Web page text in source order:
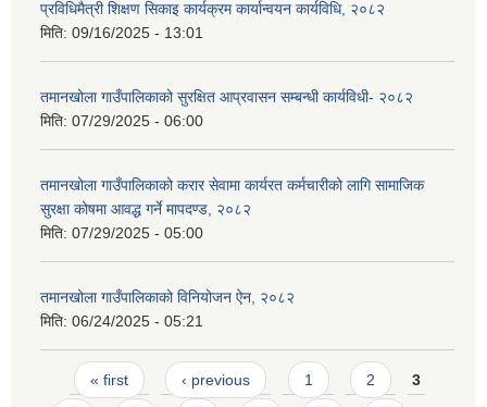
प्रविधिमैत्री शिक्षण सिकाइ कार्यक्रम कार्यान्वयन कार्यविधि, २०८२
मिति: 09/16/2025 - 13:01
तमानखोला गाउँपालिकाको सुरक्षित आप्रवासन सम्बन्धी कार्यविधी- २०८२
मिति: 07/29/2025 - 06:00
तमानखोला गाउँपालिकाको करार सेवामा कार्यरत कर्मचारीको लागि सामाजिक
सुरक्षा कोषमा आवद्ध गर्ने मापदण्ड, २०८२
मिति: 07/29/2025 - 05:00
तमानखोला गाउँपालिकाको विनियोजन ऐन, २०८२
मिति: 06/24/2025 - 05:21
Pages
« first ‹ previous 1 2 3